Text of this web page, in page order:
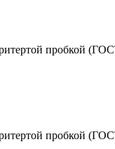
пробкой
пробкой